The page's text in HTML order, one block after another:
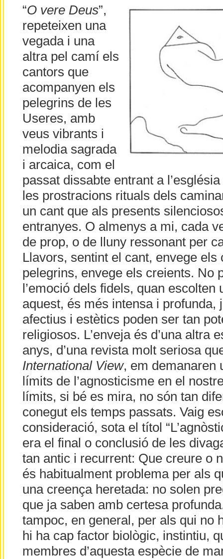
“O vere Deus”,
repeteixen una
vegada i una
altra pel camí els
cantors que
acompanyen els
pelegrins de les
Useres, amb
veus vibrants i
melodia sagrada
i arcaica, com el
passat dissabte entrant a
les prostracions rituals dels
un cant que als presents
entranyes. O almenys a mi, cada
de prop, o de lluny ressonant per
Llavors, sentint el cant, envege els
pelegrins, envege els creients. No
l’emoció dels fidels, quan
aquest, és més intensa i profunda,
afectius i estètics poden ser tan
religiosos. L’enveja és d’una altra
anys, d’una revista molt seriosa
International View, em demanaren
límits de l’agnosticisme en el
límits, si bé es mira, no són tan
conegut els temps passats. Vaig
consideració, sota el títol
era el final o conclusió de les
tan antic i recurrent: Que creure o
és habitualment problema per als
una creença heretada: no solen
que ja saben amb certesa
tampoc, en general, per als qui no
hi ha cap factor biològic, instintiu,
membres d’aquesta espècie de